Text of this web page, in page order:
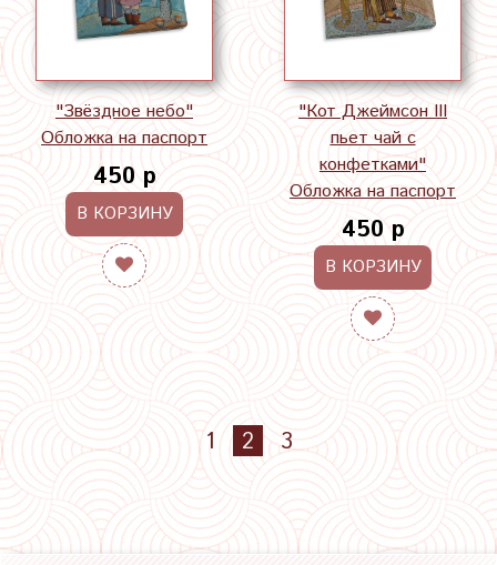
"Звёздное небо"
Обложка на паспорт
450 р
В КОРЗИНУ
"Кот Джеймсон III
пьет чай с
конфетками"
Обложка на паспорт
450 р
В КОРЗИНУ
1 2 3